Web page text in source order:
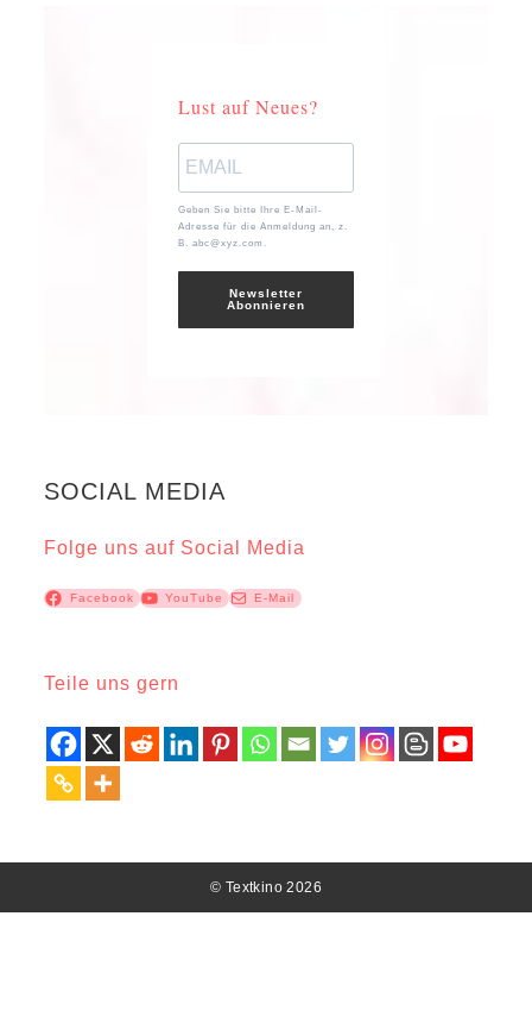
Lust auf Neues?
Geben Sie bitte Ihre E-Mail-
Adresse für die Anmeldung an, z.
B. abc@xyz.com.
Newsletter
Abonnieren
SOCIAL MEDIA
Folge uns auf Social Media
Facebook YouTube E-Mail
Teile uns gern
© Textkino 2026